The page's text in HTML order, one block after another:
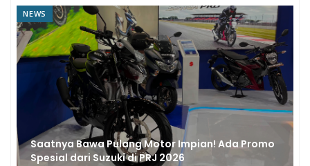
NEWS
Saatnya Bawa Pulang Motor Impian! Ada Promo
Spesial dari Suzuki di PRJ 2026